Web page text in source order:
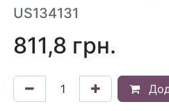
US134131
811,8 грн.